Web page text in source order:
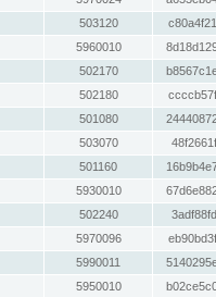
503120
5960010
502170
502180
501080
503070
501160
5930010
502240
5970096
5990011
5950010